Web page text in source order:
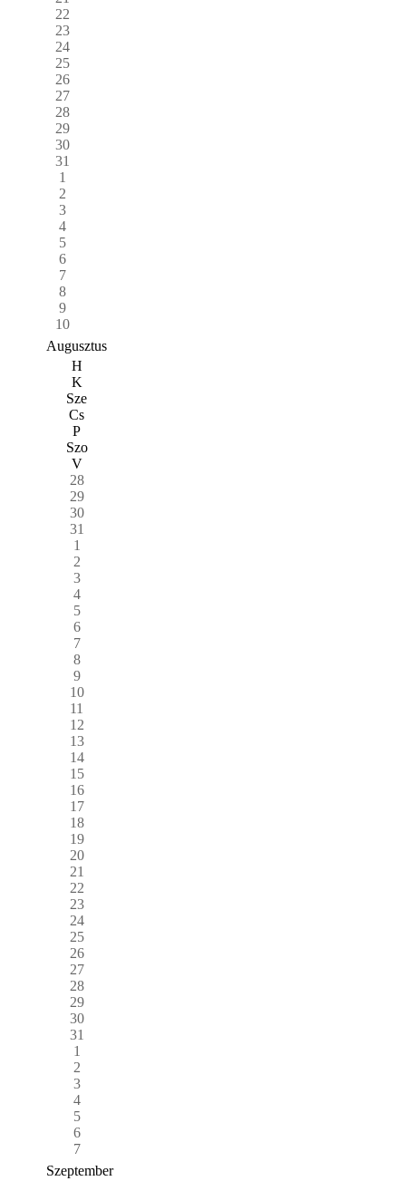
22
23
24
25
26
27
28
29
30
31
1
2
3
4
5
6
7
8
9
10
Augusztus
H
K
Sze
Cs
P
Szo
V
28
29
30
31
1
2
3
4
5
6
7
8
9
10
11
12
13
14
15
16
17
18
19
20
21
22
23
24
25
26
27
28
29
30
31
1
2
3
4
5
6
7
Szeptember